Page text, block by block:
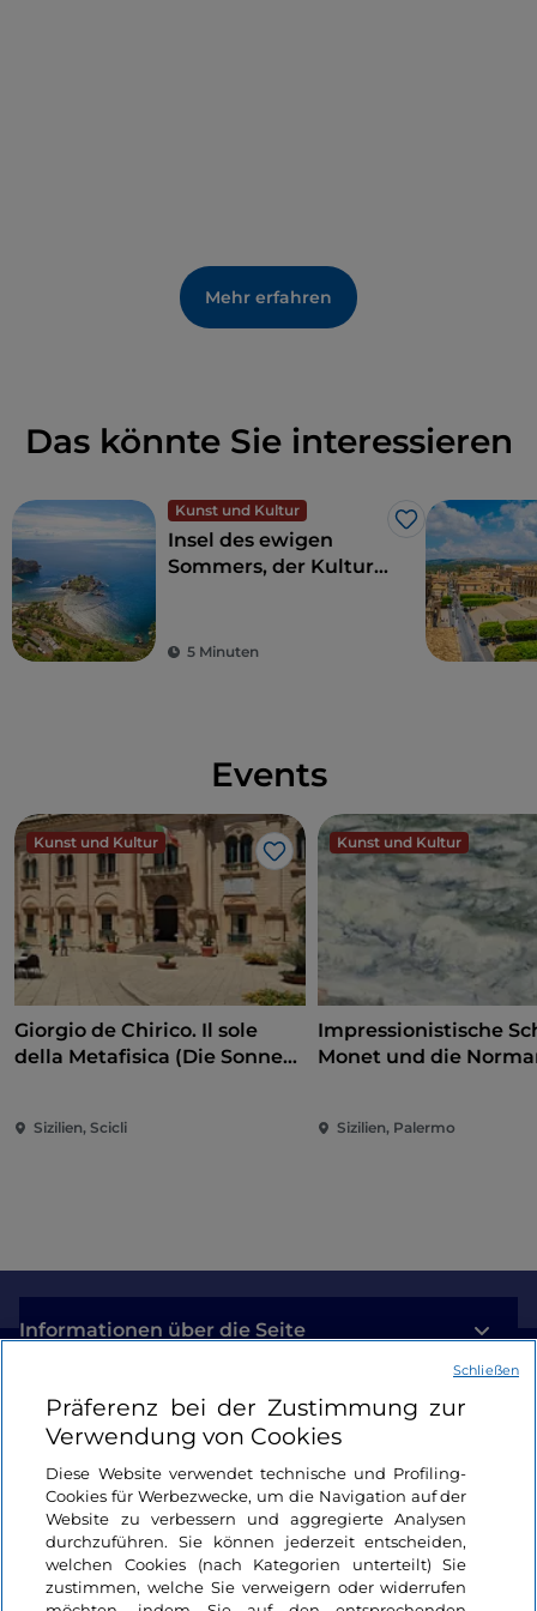
Mehr erfahren
Das könnte Sie interessieren
Kunst und Kultur
Like
Insel des ewigen
Sommers, der Kultur
5 Minuten
Events
Kunst und Kultur
Like
Giorgio de Chirico. Il sole
della Metafisica (Die Sonne
Sizilien, Scicli
Kunst und Kultur
Impressionistische
Monet und die
Sizilien, Palermo
Informationen über die Seite
Nützliche Links
Login
Bleiben wir in Kontakt
Präferenz bei der Zustimmung zur
Verwendung von Cookies
Diese Website verwendet technische und Profiling-
Cookies für Werbezwecke, um die Navigation auf der
Website zu verbessern und aggregierte Analysen
durchzuführen. Sie können jederzeit entscheiden,
welchen Cookies (nach Kategorien unterteilt) Sie
zustimmen, welche Sie verweigern oder widerrufen
Schließen